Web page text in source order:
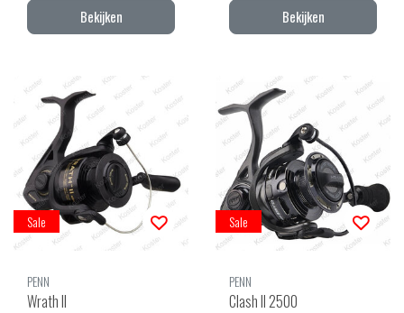
Bekijken Bekijken
Sale
PENN
Wrath II
Sale
PENN
Clash II 2500